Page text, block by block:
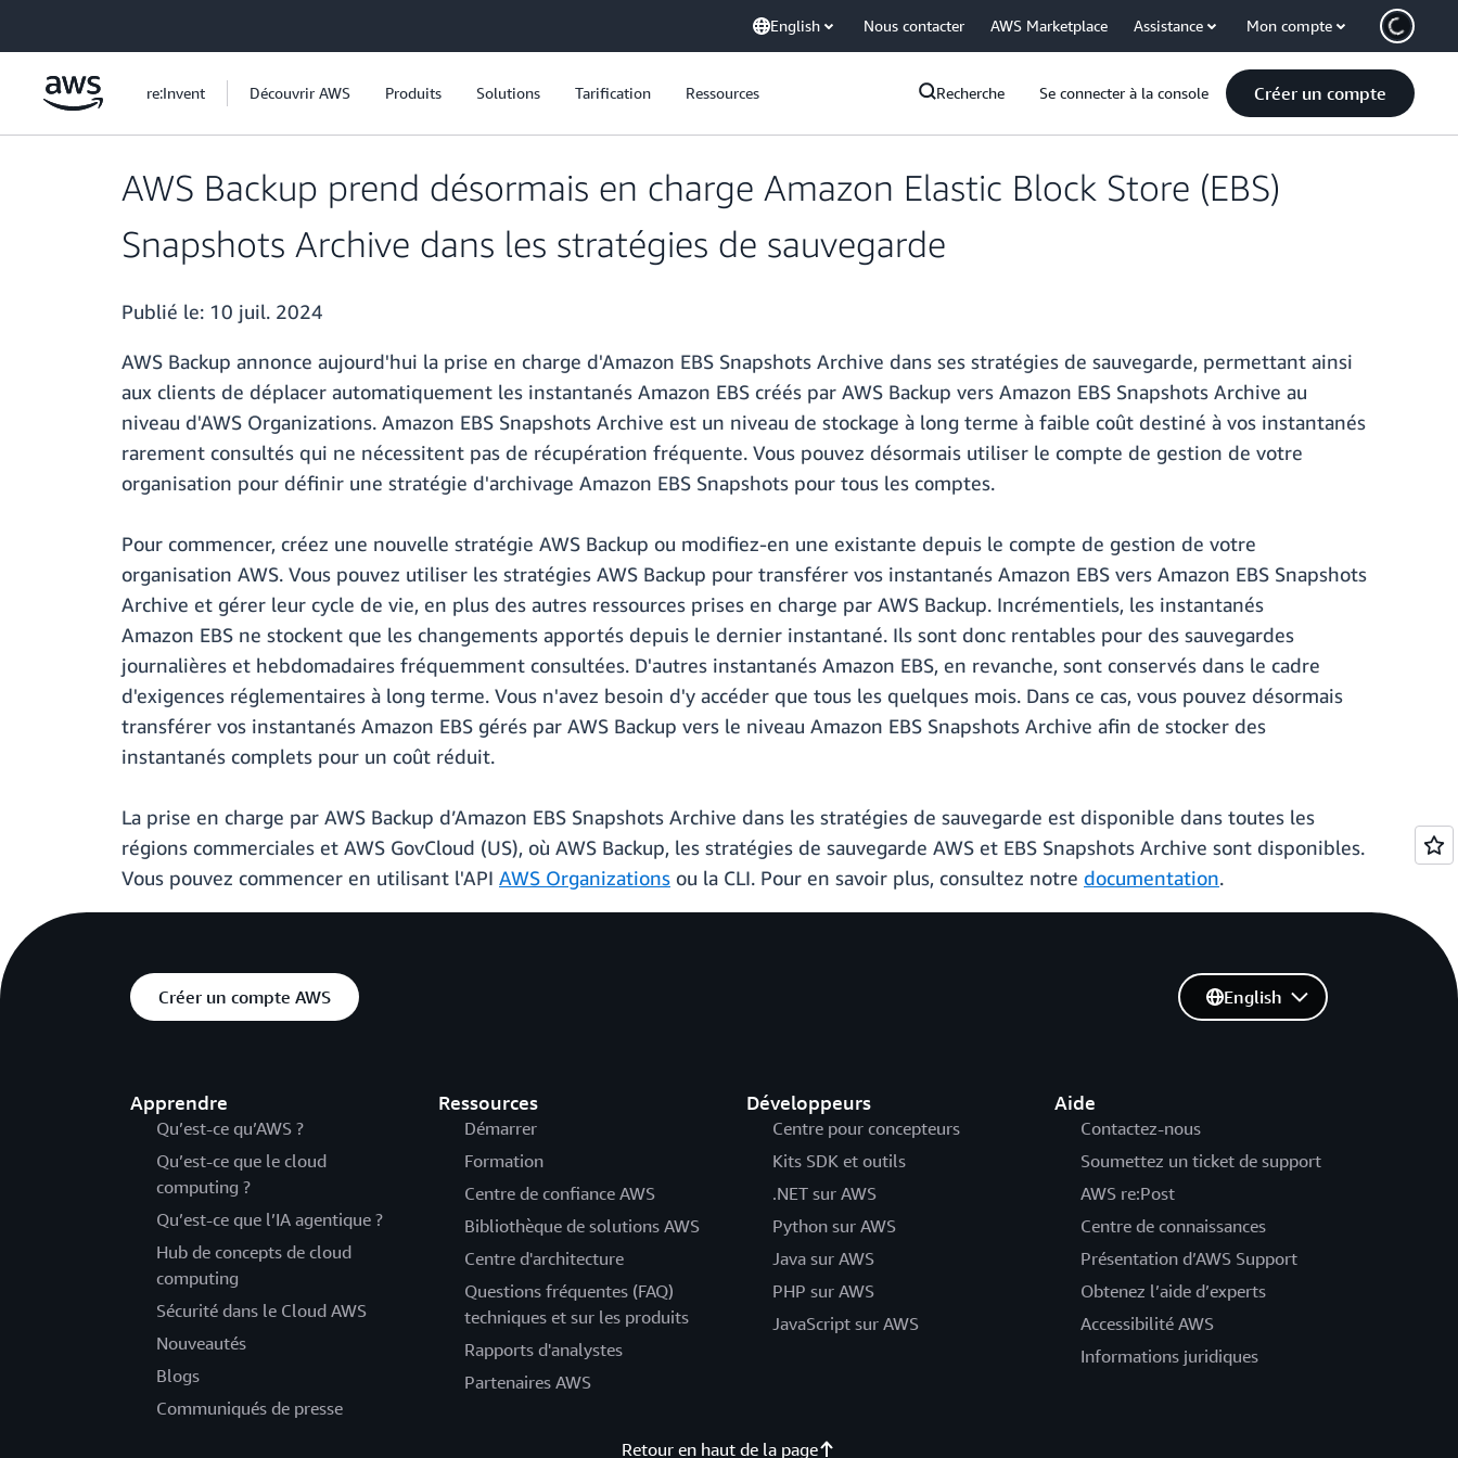
English Nous contacter AWS Marketplace Assistance Mon compte
re:Invent Découvrir AWS Produits Solutions Tarification Ressources Recherche Se connecter à la console Créer un compte
AWS Backup prend désormais en charge Amazon Elastic Block Store (EBS)
Snapshots Archive dans les stratégies de sauvegarde
Publié le: 10 juil. 2024
AWS Backup annonce aujourd'hui la prise en charge d'Amazon EBS Snapshots Archive dans ses stratégies de sauvegarde, permettant ainsi
aux clients de déplacer automatiquement les instantanés Amazon EBS créés par AWS Backup vers Amazon EBS Snapshots Archive au
niveau d'AWS Organizations. Amazon EBS Snapshots Archive est un niveau de stockage à long terme à faible coût destiné à vos instantanés
rarement consultés qui ne nécessitent pas de récupération fréquente. Vous pouvez désormais utiliser le compte de gestion de votre
organisation pour définir une stratégie d'archivage Amazon EBS Snapshots pour tous les comptes.
Pour commencer, créez une nouvelle stratégie AWS Backup ou modifiez-en une existante depuis le compte de gestion de votre
organisation AWS. Vous pouvez utiliser les stratégies AWS Backup pour transférer vos instantanés Amazon EBS vers Amazon EBS Snapshots
Archive et gérer leur cycle de vie, en plus des autres ressources prises en charge par AWS Backup. Incrémentiels, les instantanés
Amazon EBS ne stockent que les changements apportés depuis le dernier instantané. Ils sont donc rentables pour des sauvegardes
journalières et hebdomadaires fréquemment consultées. D'autres instantanés Amazon EBS, en revanche, sont conservés dans le cadre
d'exigences réglementaires à long terme. Vous n'avez besoin d'y accéder que tous les quelques mois. Dans ce cas, vous pouvez désormais
transférer vos instantanés Amazon EBS gérés par AWS Backup vers le niveau Amazon EBS Snapshots Archive afin de stocker des
instantanés complets pour un coût réduit.
La prise en charge par AWS Backup d’Amazon EBS Snapshots Archive dans les stratégies de sauvegarde est disponible dans toutes les
régions commerciales et AWS GovCloud (US), où AWS Backup, les stratégies de sauvegarde AWS et EBS Snapshots Archive sont disponibles.
Vous pouvez commencer en utilisant l'API AWS Organizations ou la CLI. Pour en savoir plus, consultez notre documentation.
Créer un compte AWS
Apprendre
Qu’est-ce qu’AWS ?
Qu’est-ce que le cloud
computing ?
Qu’est-ce que l’IA agentique ?
Hub de concepts de cloud
computing
Sécurité dans le Cloud AWS
Nouveautés
Blogs
Communiqués de presse
Ressources
Démarrer
Formation
Centre de confiance AWS
Bibliothèque de solutions AWS
Centre d'architecture
Questions fréquentes (FAQ)
techniques et sur les produits
Rapports d'analystes
Partenaires AWS
Développeurs
Centre pour concepteurs
Kits SDK et outils
.NET sur AWS
Python sur AWS
Java sur AWS
PHP sur AWS
JavaScript sur AWS
Aide
Contactez-nous
Soumettez un ticket de support
AWS re:Post
Centre de connaissances
Présentation d’AWS Support
Obtenez l’aide d’experts
Accessibilité AWS
Informations juridiques
English
Retour en haut de la page